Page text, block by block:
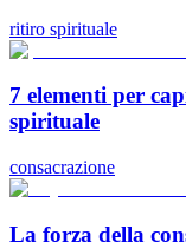
ritiro spirituale
7 elementi per
spirituale
consacrazione
La forza della